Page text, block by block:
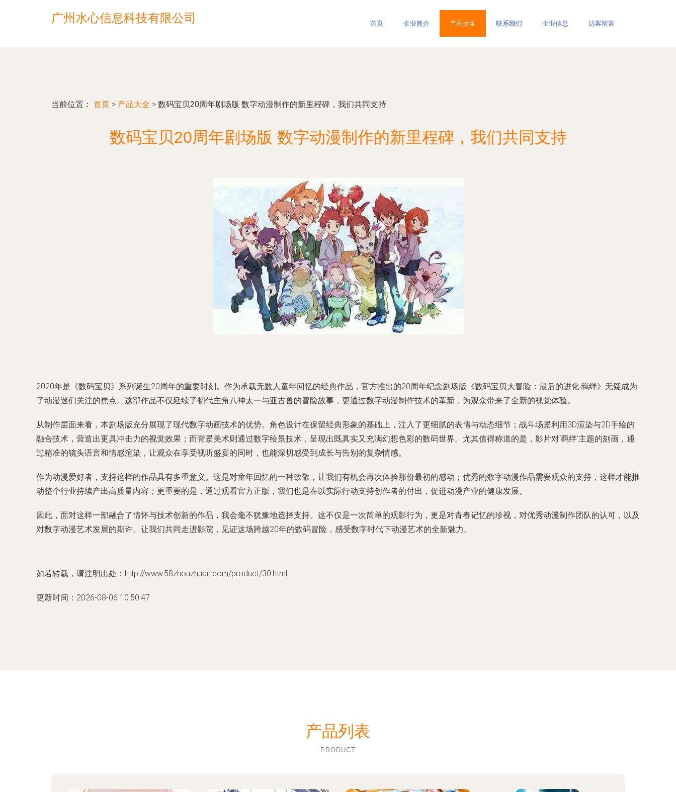
广州水心信息科技有限公司 首页 企业简介 产品大全 联系我们 企业信息 访客留言
当前位置： 首页 > 产品大全 > 数码宝贝20周年剧场版 数字动漫制作的新里程碑，我们共同支持
数码宝贝20周年剧场版 数字动漫制作的新里程碑，我们共同支持
2020年是《数码宝贝》系列诞生20周年的重要时刻。作为承载无数人童年回忆的经典作品，官方推出的20周年纪念剧场版《数码宝贝大冒险：最后的进化·羁绊》无疑成为
了动漫迷们关注的焦点。这部作品不仅延续了初代主角八神太一与亚古兽的冒险故事，更通过数字动漫制作技术的革新，为观众带来了全新的视觉体验。
从制作层面来看，本剧场版充分展现了现代数字动画技术的优势。角色设计在保留经典形象的基础上，注入了更细腻的表情与动态细节；战斗场景利用3D渲染与2D手绘的
融合技术，营造出更具冲击力的视觉效果；而背景美术则通过数字绘景技术，呈现出既真实又充满幻想色彩的数码世界。尤其值得称道的是，影片对‘羁绊’主题的刻画，通
过精准的镜头语言和情感渲染，让观众在享受视听盛宴的同时，也能深切感受到成长与告别的复杂情感。
作为动漫爱好者，支持这样的作品具有多重意义。这是对童年回忆的一种致敬，让我们有机会再次体验那份最初的感动；优秀的数字动漫作品需要观众的支持，这样才能推
动整个行业持续产出高质量内容；更重要的是，通过观看官方正版，我们也是在以实际行动支持创作者的付出，促进动漫产业的健康发展。
因此，面对这样一部融合了情怀与技术创新的作品，我会毫不犹豫地选择支持。这不仅是一次简单的观影行为，更是对青春记忆的珍视，对优秀动漫制作团队的认可，以及
对数字动漫艺术发展的期许。让我们共同走进影院，见证这场跨越20年的数码冒险，感受数字时代下动漫艺术的全新魅力。
如若转载，请注明出处：http://www.58zhouzhuan.com/product/30.html
更新时间：2026-08-06 10:50:47
产品列表
PRODUCT